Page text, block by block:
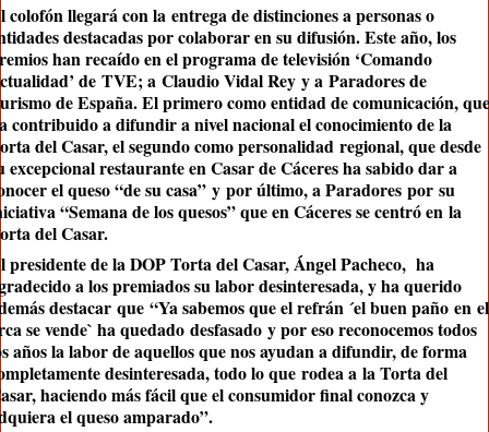
colofón llegará con la entrega de distinciones a personas o
destacadas por colaborar en su difusión. Este año, los
han recaído en el programa de televisión ‘Comando
’ de TVE; a Claudio Vidal Rey y a Paradores de
de España. El primero como entidad de comunicación, que
contribuido a difundir a nivel nacional el conocimiento de la
del Casar, el segundo como personalidad regional, que desde
excepcional restaurante en Casar de Cáceres ha sabido dar a
el queso “de su casa” y por último, a Paradores por su
“Semana de los quesos” que en Cáceres se centró en la
del Casar.
presidente de la DOP Torta del Casar, Ángel Pacheco, ha
a los premiados su labor desinteresada, y ha querido
destacar que “Ya sabemos que el refrán ´el buen paño en el
se vende` ha quedado desfasado y por eso reconocemos todos
años la labor de aquellos que nos ayudan a difundir, de forma
desinteresada, todo lo que rodea a la Torta del
, haciendo más fácil que el consumidor final conozca y
el queso amparado”.